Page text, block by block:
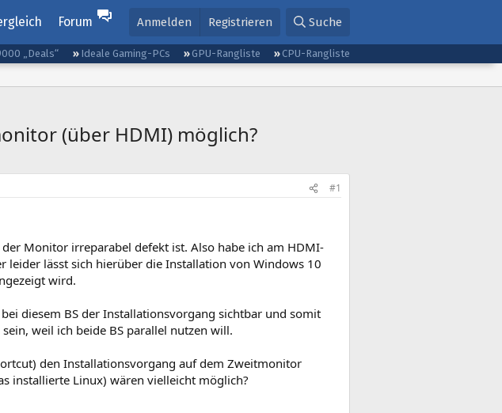
Forum Anmelden Registrieren Suche
„Deals“ Ideale Gaming-PCs GPU-Rangliste
CPU-Rangliste
(über HDMI) möglich?
#1
Monitor irreparabel defekt ist. Also habe ich am HDMI-
leider lässt sich hierüber die Installation von Windows 10
wird.
diesem BS der Installationsvorgang sichtbar und somit
weil ich beide BS parallel nutzen will.
den Installationsvorgang auf dem Zweitmonitor
installierte Linux) wären vielleicht möglich?